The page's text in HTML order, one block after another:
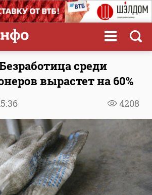
среди
вырастет на 60%
4208